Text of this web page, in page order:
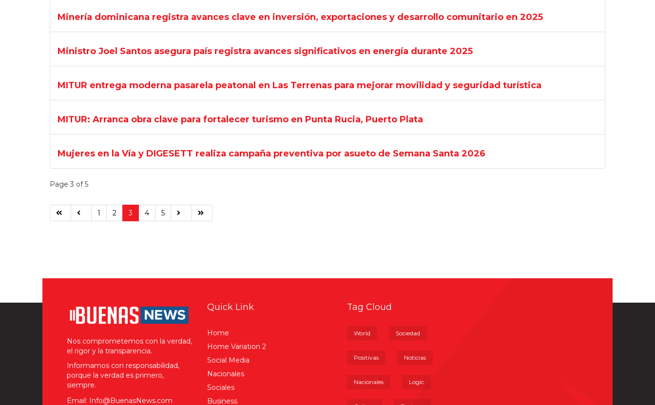
Minería dominicana registra avances clave en inversión, exportaciones y desarrollo comunitario en 2025
Ministro Joel Santos asegura país registra avances significativos en energía durante 2025
MITUR entrega moderna pasarela peatonal en Las Terrenas para mejorar movilidad y seguridad turística
MITUR: Arranca obra clave para fortalecer turismo en Punta Rucia, Puerto Plata
Mujeres en la Vía y DIGESETT realiza campaña preventiva por asueto de Semana Santa 2026
Page 3 of 5
1 2 3 4 5
Nos comprometemos con la verdad,
el rigor y la transparencia.
Informamos con responsabilidad,
porque la verdad es primero,
siempre.
Email: Info@BuenasNews.com
Quick Link
Home
Home Variation 2
Social Media
Nacionales
Sociales
Business
Tag Cloud
World Sociedad
Positivas Noticias
Nacionales Logic